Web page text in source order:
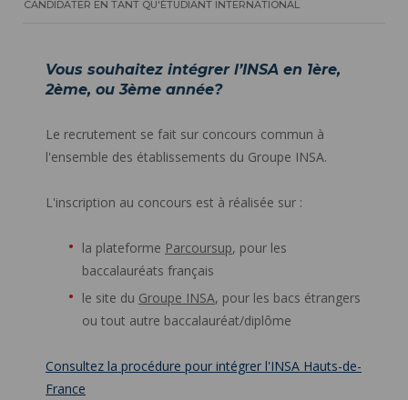
CANDIDATER EN TANT QU'ÉTUDIANT INTERNATIONAL
Vous souhaitez intégrer l’INSA en 1ère,
2ème, ou 3ème année?
Le recrutement se fait sur concours commun à
l'ensemble des établissements du Groupe INSA.
L'inscription au concours est à réalisée sur :
la plateforme Parcoursup, pour les
baccalauréats français
le site du Groupe INSA, pour les bacs étrangers
ou tout autre baccalauréat/diplôme
Consultez la procédure pour intégrer l'INSA Hauts-de-
France